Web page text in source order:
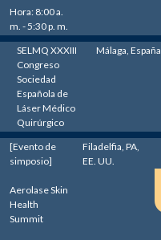
Hora: 8:00 a.
m. - 5:30 p. m.
SELMQ XXXIII
Congreso
Sociedad
Española de
Láser Médico
Quirúrgico
Málaga, España
[Evento de
simposio]
Aerolase Skin
Health
Summit
Filadelfia, PA,
EE. UU.